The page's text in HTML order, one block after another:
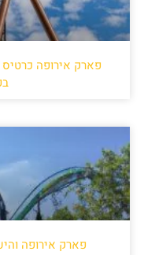
פארק אירופה